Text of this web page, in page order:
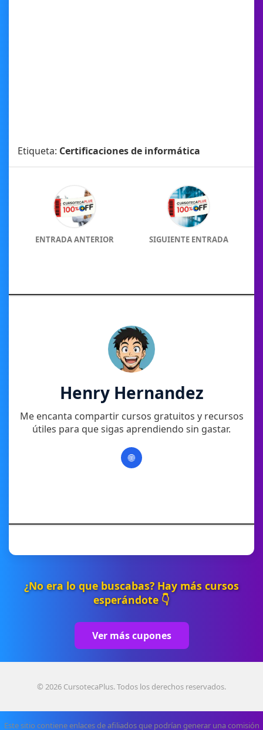
Etiqueta: Certificaciones de informática
ENTRADA ANTERIOR SIGUIENTE ENTRADA
Henry Hernandez
Me encanta compartir cursos gratuitos y recursos
útiles para que sigas aprendiendo sin gastar.
🌐
¿No era lo que buscabas? Hay más cursos
esperándote 👇
Ver más cupones
© 2026 CursotecaPlus. Todos los derechos reservados.
Este sitio contiene enlaces de afiliados que podrían generar una comisión